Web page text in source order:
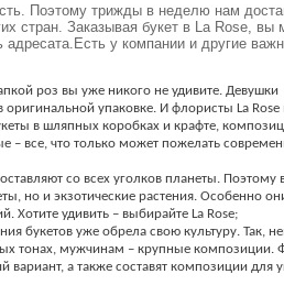
Поэтому трижды в неделю нам
стран. Заказывая букет в La Rose, вы
Есть у компании и другие
роз вы уже никого не удивите. Девушки
упаковке. И флористы La Rose
в шляпных коробках и крафте,
все, что только может пожелать
со всех уголков планеты. Поэтому
но и экзотические растения. Особенно
Хотите удивить – выбирайте La Rose;
букетов уже обрела свою культуру. Так,
тонах, мужчинам – крупные композиции.
вариант, а также составят композиции для